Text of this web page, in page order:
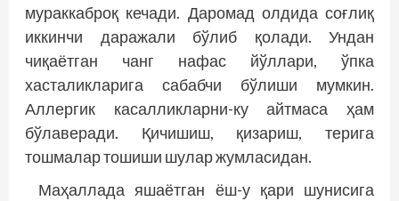
мураккаброқ кечади. Даромад олдида соғлиқ
иккинчи даражали бўлиб қолади. Ундан
чиқаётган чанг нафас йўллари, ўпка
хасталикларига сабабчи бўлиши мумкин.
Аллергик касалликларни-ку айтмаса ҳам
бўлаверади. Қичишиш, қизариш, терига
тошмалар тошиши шулар жумласидан.
Маҳаллада яшаётган ёш-у қари шунисига